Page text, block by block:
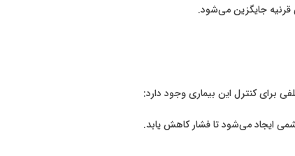
قرنیه جایگزین می‌شود.
کنترل این بیماری وجود دارد:
ایجاد می‌شود تا فشار کاهش یابد.